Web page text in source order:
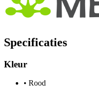
Specificaties
Kleur
• Rood